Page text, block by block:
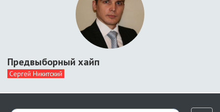
Предвыборный хайп
Сергей Никитский